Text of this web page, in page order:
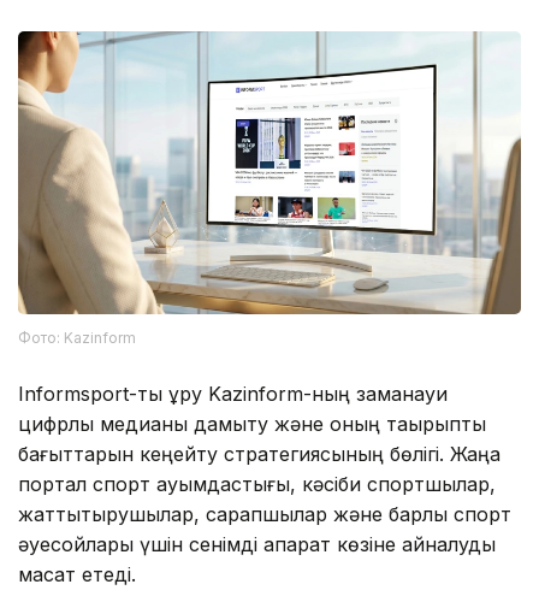
Фото: Kazinform
Informsport-ты құру Kazinform-ның заманауи
цифрлық медианы дамыту және оның тақырыптық
бағыттарын кеңейту стратегиясының бөлігі. Жаңа
портал спорт қауымдастығы, кәсіби спортшылар,
жаттықтырушылар, сарапшылар және барлық спорт
әуесқойлары үшін сенімді ақпарат көзіне айналуды
мақсат етеді.